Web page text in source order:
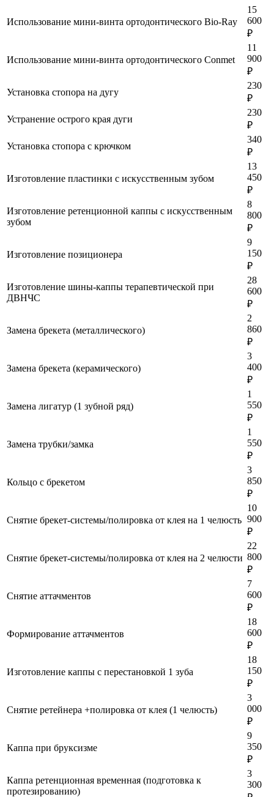
Использование мини-винта ортодонтического Bio-Ray
15
600
₽
Использование мини-винта ортодонтического Conmet
11
900
₽
Установка стопора на дугу
230
₽
Устранение острого края дуги
230
₽
Установка стопора с крючком
340
₽
Изготовление пластинки с искусственным зубом
13
450
₽
Изготовление ретенционной каппы с искусственным
зубом
8
800
₽
Изготовление позиционера
9
150
₽
Изготовление шины-каппы терапевтической при
ДВНЧС
28
600
₽
Замена брекета (металлического)
2
860
₽
Замена брекета (керамического)
3
400
₽
Замена лигатур (1 зубной ряд)
1
550
₽
Замена трубки/замка
1
550
₽
Кольцо с брекетом
3
850
₽
Снятие брекет-системы/полировка от клея на 1 челюсть
10
900
₽
Снятие брекет-системы/полировка от клея на 2 челюсти
22
800
₽
Снятие аттачментов
7
600
₽
Формирование аттачментов
18
600
₽
Изготовление каппы с перестановкой 1 зуба
18
150
₽
Снятие ретейнера +полировка от клея (1 челюсть)
3
000
₽
Каппа при бруксизме
9
350
₽
Каппа ретенционная временная (подготовка к
протезированию)
3
300